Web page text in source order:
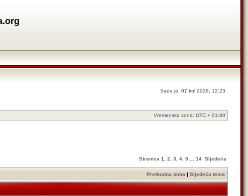
Sada je: 07 kol 2026, 12:23.
Vremenska zona: UTC + 01:00
Stranica 1 2 3 4 5 14 Sljedeća
Prethodna tema | Sljedeća tema